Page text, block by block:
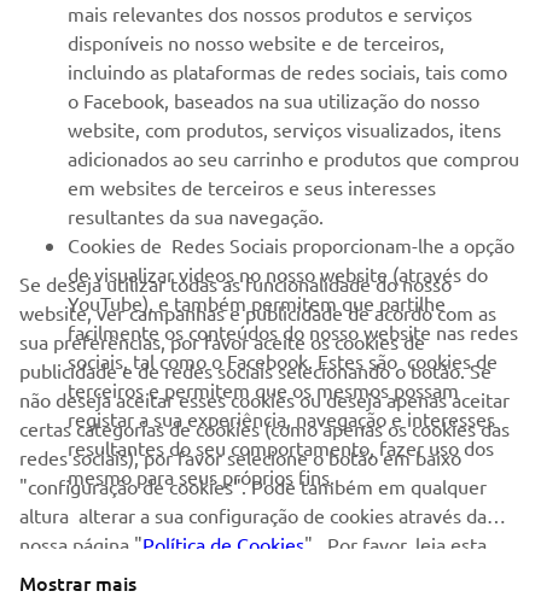
MAIS YAMAHA
SERVIÇO E SUPORTE
NEWSLETTER
Seja o primeiro a saber das últimas ofertas, eventos especiais,
novos lançamentos e muito mais
SUBSCREVER
Leia a nossa Política de Privacidade para saber como processamos
os seus dados pessoais: Politica de Privacidade
Portugal (Portuguese)
mais relevantes dos nossos produtos e serviços
disponíveis no nosso website e de terceiros,
incluindo as plataformas de redes sociais, tais como
o Facebook, baseados na sua utilização do nosso
website, com produtos, serviços visualizados, itens
adicionados ao seu carrinho e produtos que comprou
em websites de terceiros e seus interesses
resultantes da sua navegação.
Cookies de Redes Sociais proporcionam-lhe a opção
de visualizar videos no nosso website (através do
YouTube), e também permitem que partilhe
facilmente os conteúdos do nosso website nas redes
sociais, tal como o Facebook. Estes são cookies de
terceiros e permitem que os mesmos possam
registar a sua experiência, navegação e interesses
resultantes do seu comportamento, fazer uso dos
mesmo para seus próprios fins.
Se deseja utilizar todas as funcionalidade do nosso
website, ver campanhas e publicidade de acordo com as
sua preferências, por favor aceite os cookies de
publicidade e de redes sociais selecionando o botão. Se
não deseja aceitar esses cookies ou deseja apenas aceitar
certas categorias de cookies (como apenas os cookies das
redes sociais), por favor selecione o botão em baixo
"configuração de cookies". Pode também em qualquer
altura alterar a sua configuração de cookies através da
nossa página "Política de Cookies" . Por favor, leia esta
política de cookies para saber mais sobre os cookies que
Mostrar mais